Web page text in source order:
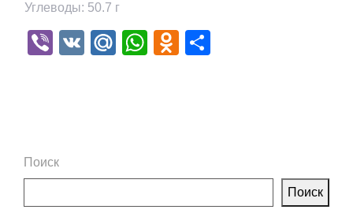
Углеводы: 50.7 г
Viber
VK Mail.Ru
WhatsApp
Odnoklassniki
Поиск
Поиск